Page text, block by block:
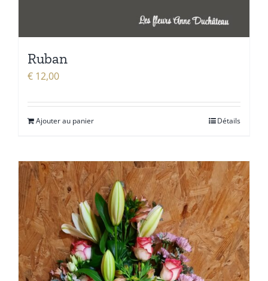
Ruban
€ 12,00
Ajouter au panier Détails